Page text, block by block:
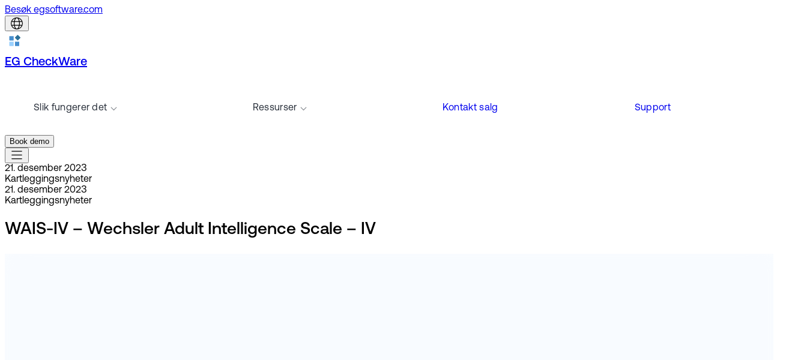
Besøk egsoftware.com
EG CheckWare
Slik fungerer det Ressurser Kontakt salg Support
Book demo
21. desember 2023
Kartleggingsnyheter
21. desember 2023
Kartleggingsnyheter
WAIS-IV – Wechsler Adult Intelligence Scale – IV